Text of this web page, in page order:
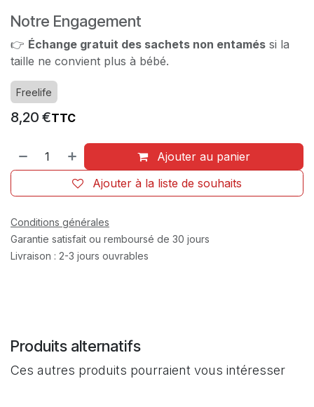
Notre Engagement
👉 Échange gratuit des sachets non entamés si la
taille ne convient plus à bébé.
Freelife
8,20 €TTC
Ajouter au panier
Ajouter à la liste de souhaits
Conditions générales
Garantie satisfait ou remboursé de 30 jours
Livraison : 2-3 jours ouvrables
Produits alternatifs
Ces autres produits pourraient vous intéresser